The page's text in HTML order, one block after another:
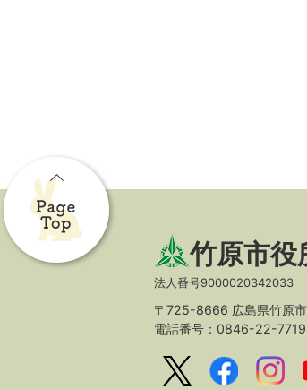
竹原市役
法人番号9000020342033
〒725-8666 広島県竹原
電話番号：0846-22-7719